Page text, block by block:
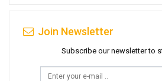
Join Newsletter
Subscribe our newsletter to